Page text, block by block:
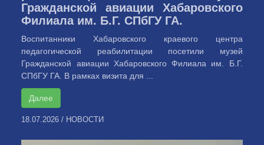
Гражданской авиации Хабаровского
Филиала им. Б.Г. СПбГУ ГА.
Воспитанники Хабаровского краевого центра
педагогической реабилитации посетили музей
Гражданской авиации Хабаровского Филиала им. Б.Г.
СПбГУ ГА. В рамках визита для ...
Далее
18.07.2026 / НОВОСТИ